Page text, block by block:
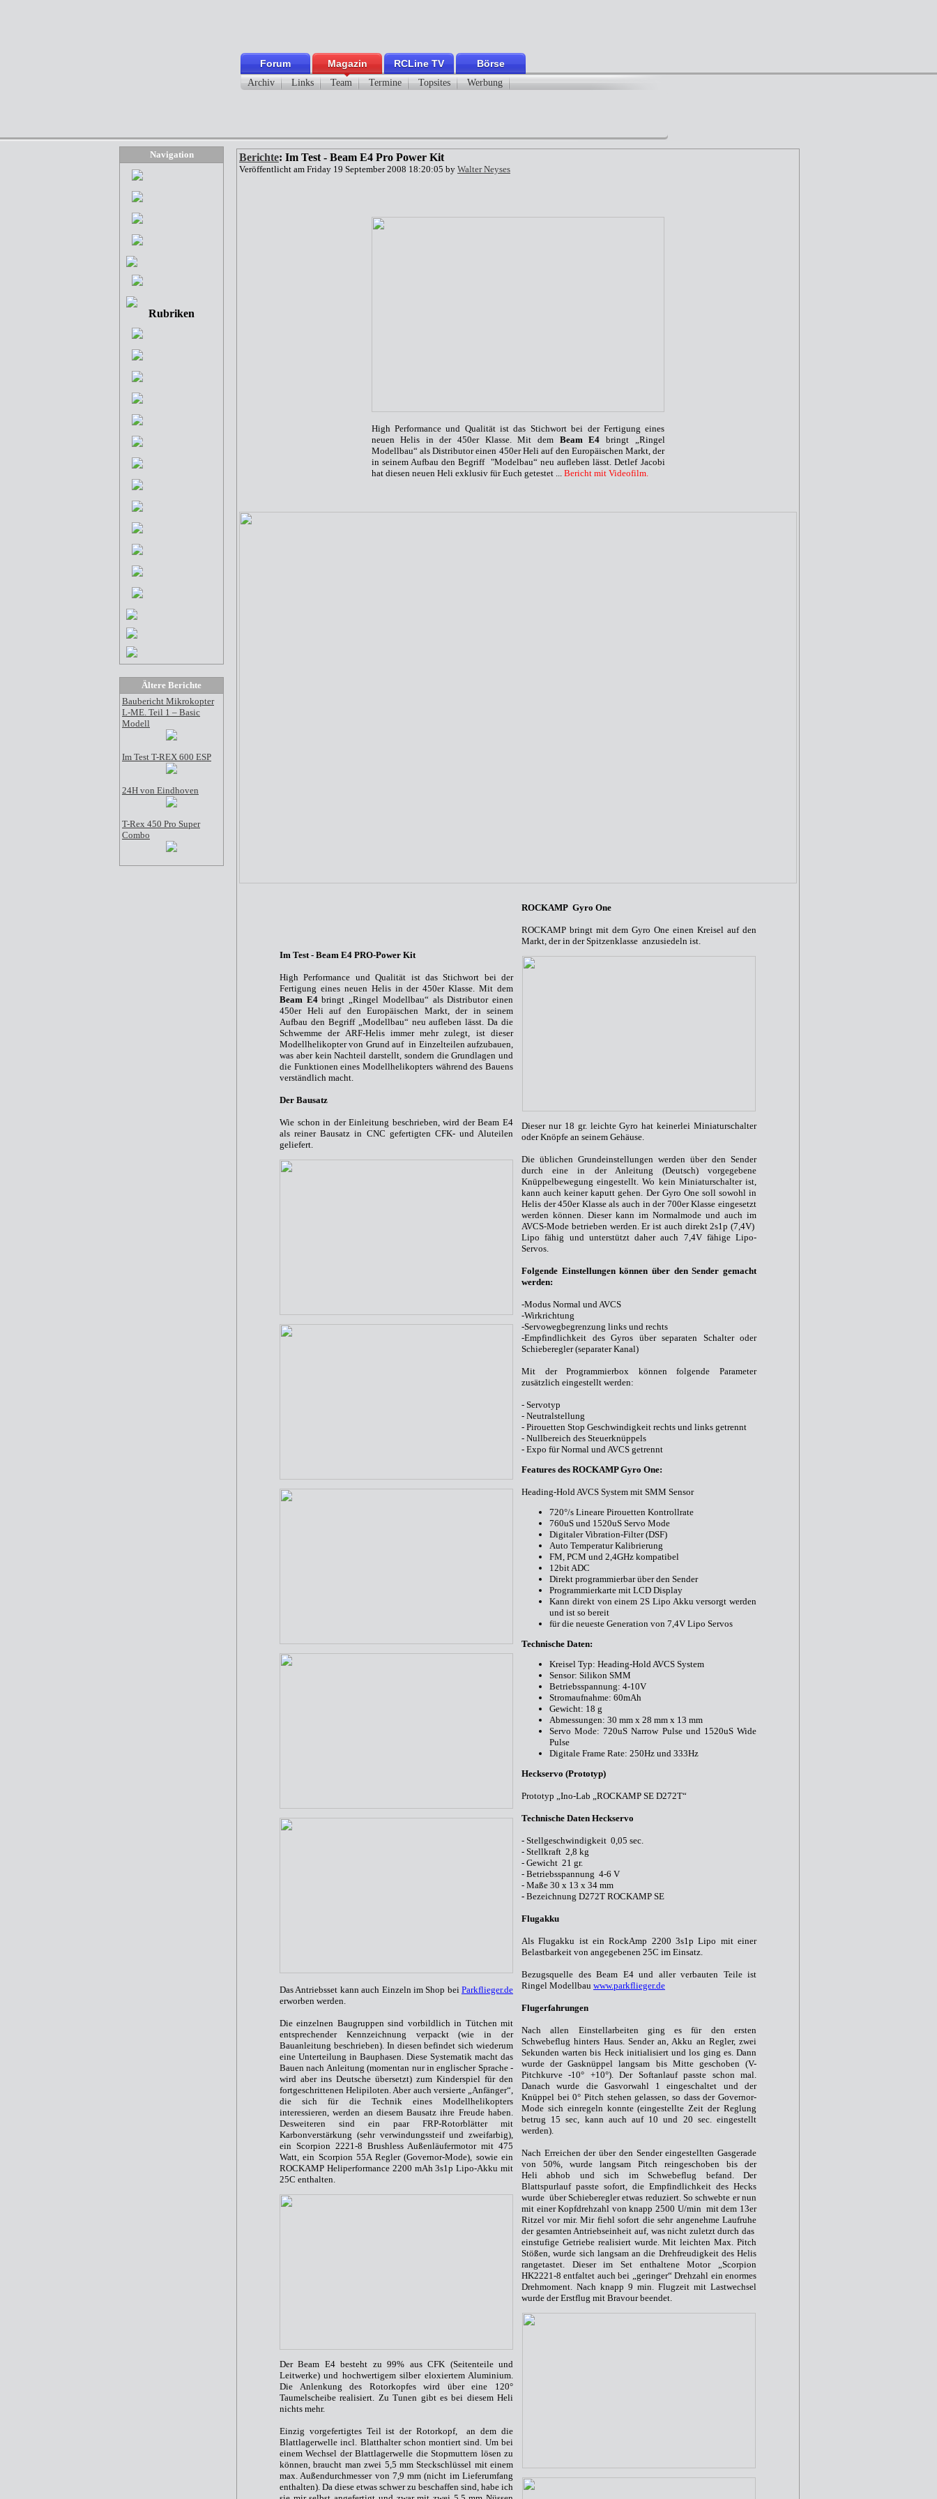
Forum Magazin RCLine TV Börse
Archiv Links Team Termine Topsites Werbung
Navigation
Rubriken
Ältere Berichte
Baubericht Mikrokopter
L-ME. Teil 1 – Basic
Modell
Im Test T-REX 600 ESP
24H von Eindhoven
T-Rex 450 Pro Super
Combo
Berichte: Im Test - Beam E4 Pro Power Kit
Veröffentlicht am Friday 19 September 2008 18:20:05 by Walter Neyses
High Performance und Qualität ist das Stichwort bei der Fertigung eines
neuen Helis in der 450er Klasse. Mit dem Beam E4 bringt „Ringel
Modellbau“ als Distributor einen 450er Heli auf den Europäischen Markt, der
in seinem Aufbau den Begriff "Modelbau“ neu aufleben lässt. Detlef Jacobi
hat diesen neuen Heli exklusiv für Euch getestet ... Bericht mit Videofilm.
Im Test - Beam E4 PRO-Power Kit
High Performance und Qualität ist das Stichwort bei der
Fertigung eines neuen Helis in der 450er Klasse. Mit dem
Beam E4bringt „Ringel Modellbau“ als Distributor einen
450er Heli auf den Europäischen Markt, der in seinem
Aufbau den Begriff „Modellbau“ neu aufleben lässt. Da die
Schwemme der ARF-Helis immer mehr zulegt, ist dieser
Modellhelikopter von Grund auf in Einzelteilen aufzubauen,
was aber kein Nachteil darstellt, sondern die Grundlagen und
die Funktionen eines Modellhelikopters während des Bauens
verständlich macht.
Der Bausatz
Wie schon in der Einleitung beschrieben, wird der Beam E4
als reiner Bausatz in CNC gefertigten CFK- und Aluteilen
geliefert.
Das Antriebsset kann auch Einzeln im Shop bei Parkflieger.de
erworben werden.
Die einzelnen Baugruppen sind vorbildlich in Tütchen mit
entsprechender Kennzeichnung verpackt (wie in der
Bauanleitung beschrieben). In diesen befindet sich wiederum
eine Unterteilung in Bauphasen. Diese Systematik macht das
Bauen nach Anleitung (momentan nur in englischer Sprache -
wird aber ins Deutsche übersetzt) zum Kinderspiel für den
fortgeschrittenen Helipiloten. Aber auch versierte „Anfänger“,
die sich für die Technik eines Modellhelikopters
interessieren, werden an diesem Bausatz ihre Freude haben.
Desweiteren sind ein paar FRP-Rotorblätter mit
Karbonverstärkung (sehr verwindungssteif und zweifarbig),
ein Scorpion 2221-8 Brushless Außenläufermotor mit 475
Watt, ein Scorpion 55A Regler (Governor-Mode), sowie ein
ROCKAMP Heliperformance 2200 mAh 3s1p Lipo-Akku mit
25C enthalten.
Der Beam E4 besteht zu 99% aus CFK (Seitenteile und
Leitwerke) und hochwertigem silber eloxiertem Aluminium.
Die Anlenkung des Rotorkopfes wird über eine 120°
Taumelscheibe realisiert. Zu Tunen gibt es bei diesem Heli
nichts mehr.
Einzig vorgefertigtes Teil ist der Rotorkopf, an dem die
Blattlagerwelle incl. Blatthalter schon montiert sind. Um bei
einem Wechsel der Blattlagerwelle die Stopmuttern lösen zu
können, braucht man zwei 5,5 mm Steckschlüssel mit einem
max. Außendurchmesser von 7,9 mm (nicht im Lieferumfang
enthalten). Da diese etwas schwer zu beschaffen sind, habe ich
ROCKAMP Gyro One
ROCKAMP bringt mit dem Gyro One einen Kreisel auf den
Markt, der in der Spitzenklasse anzusiedeln ist.
Dieser nur 18 gr. leichte Gyro hat keinerlei Miniaturschalter
oder Knöpfe an seinem Gehäuse.
Die üblichen Grundeinstellungen werden über den Sender
durch eine in der Anleitung (Deutsch) vorgegebene
Knüppelbewegung eingestellt. Wo kein Miniaturschalter ist,
kann auch keiner kaputt gehen. Der Gyro One soll sowohl in
Helis der 450er Klasse als auch in der 700er Klasse eingesetzt
werden können. Dieser kann im Normalmode und auch im
AVCS-Mode betrieben werden. Er ist auch direkt 2s1p (7,4V)
Lipo fähig und unterstützt daher auch 7,4V fähige Lipo-
Servos.
Folgende Einstellungen können über den Sender gemacht
werden:
-Modus Normal und AVCS
-Wirkrichtung
-Servowegbegrenzung links und rechts
-Empfindlichkeit des Gyros über separaten Schalter oder
Schieberegler (separater Kanal)
Mit der Programmierbox können folgende Parameter
zusätzlich eingestellt werden:
- Servotyp
- Neutralstellung
- Pirouetten Stop Geschwindigkeit rechts und links getrennt
- Nullbereich des Steuerknüppels
- Expo für Normal und AVCS getrennt
Features des ROCKAMP Gyro One:
Heading-Hold AVCS System mit SMM Sensor
720°/s Lineare Pirouetten Kontrollrate
760uS und 1520uS Servo Mode
Digitaler Vibration-Filter (DSF)
Auto Temperatur Kalibrierung
FM, PCM und 2,4GHz kompatibel
12bit ADC
Direkt programmierbar über den Sender
Programmierkarte mit LCD Display
Kann direkt von einem 2S Lipo Akku versorgt werden
und ist so bereit
für die neueste Generation von 7,4V Lipo Servos
Technische Daten:
Kreisel Typ: Heading-Hold AVCS System
Sensor: Silikon SMM
Betriebsspannung: 4-10V
Stromaufnahme: 60mAh
Gewicht: 18 g
Abmessungen: 30 mm x 28 mm x 13 mm
Servo Mode: 720uS Narrow Pulse und 1520uS Wide
Pulse
Digitale Frame Rate: 250Hz und 333Hz
Heckservo (Prototyp)
Prototyp „Ino-Lab „ROCKAMP SE D272T“
Technische Daten Heckservo
- Stellgeschwindigkeit 0,05 sec.
- Stellkraft 2,8 kg
- Gewicht 21 gr.
- Betriebsspannung 4-6 V
- Maße 30 x 13 x 34 mm
- Bezeichnung D272T ROCKAMP SE
Flugakku
Als Flugakku ist ein RockAmp 2200 3s1p Lipo mit einer
Belastbarkeit von angegebenen 25C im Einsatz.
Bezugsquelle des Beam E4 und aller verbauten Teile ist
Ringel Modellbau www.parkflieger.de
Flugerfahrungen
Nach allen Einstellarbeiten ging es für den ersten
Schwebeflug hinters Haus. Sender an, Akku an Regler, zwei
Sekunden warten bis Heck initialisiert und los ging es. Dann
wurde der Gasknüppel langsam bis Mitte geschoben (V-
Pitchkurve -10° +10°). Der Softanlauf passte schon mal.
Danach wurde die Gasvorwahl 1 eingeschaltet und der
Knüppel bei 0° Pitch stehen gelassen, so dass der Governor-
Mode sich einregeln konnte (eingestellte Zeit der Reglung
betrug 15 sec, kann auch auf 10 und 20 sec. eingestellt
werden).
Nach Erreichen der über den Sender eingestellten Gasgerade
von 50%, wurde langsam Pitch reingeschoben bis der
Heli abhob und sich im Schwebeflug befand. Der
Blattspurlauf passte sofort, die Empfindlichkeit des Hecks
wurde über Schieberegler etwas reduziert. So schwebte er nun
mit einer Kopfdrehzahl von knapp 2500 U/min mit dem 13er
Ritzel vor mir. Mir fiehl sofort die sehr angenehme Laufruhe
der gesamten Antriebseinheit auf, was nicht zuletzt durch das
einstufige Getriebe realisiert wurde. Mit leichten Max. Pitch
Stößen, wurde sich langsam an die Drehfreudigkeit des Helis
rangetastet. Dieser im Set enthaltene Motor „Scorpion
HK2221-8 entfaltet auch bei „geringer“ Drehzahl ein enormes
Drehmoment. Nach knapp 9 min. Flugzeit mit Lastwechsel
wurde der Erstflug mit Bravour beendet.